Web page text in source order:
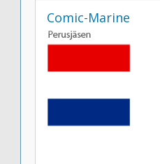
Comic-Marine